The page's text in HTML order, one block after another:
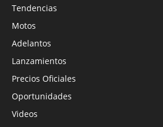
Tendencias
Motos
Adelantos
Lanzamientos
Precios Oficiales
Oportunidades
Videos